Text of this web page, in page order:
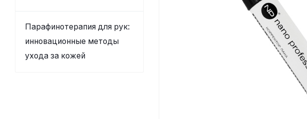
Парафинотерапия для рук:
инновационные методы
ухода за кожей